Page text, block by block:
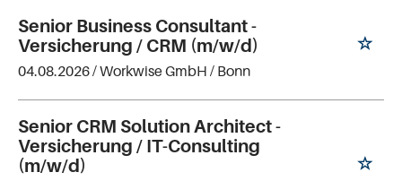
Senior Business Consultant -
Versicherung / CRM (m/w/d)
04.08.2026 /Workwise GmbH / Bonn
Senior CRM Solution Architect -
Versicherung / IT-Consulting
(m/w/d)